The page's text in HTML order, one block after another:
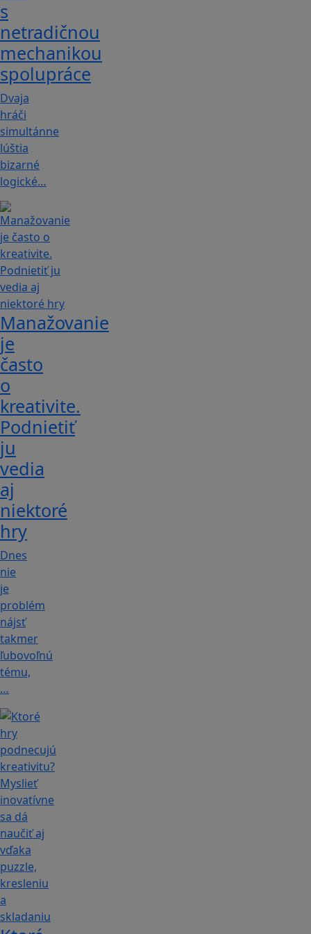
s
netradičnou
mechanikou
spolupráce
Dvaja
hráči
simultánne
lúštia
bizarné
logické…
Manažovanie
je
často
o
kreativite.
Podnietiť
ju
vedia
aj
niektoré
hry
Dnes
nie
je
problém
nájsť
takmer
ľubovoľnú
tému,
…